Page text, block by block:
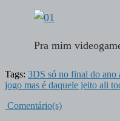
Pra mim
Tags: 3DS só no final do ano
jogo mas é daquele jeito ali
Comentário(s)